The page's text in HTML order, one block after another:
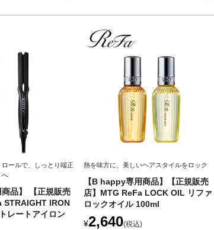
ールで、しっとり端正
へ
品】 【正規販売
STRAIGHT IRON
レートアイロン
熱を味方に、美しいヘアスタイルをロック
【B happy専用商品】【正規販売
店】MTG ReFa LOCK OIL リファ
ロックオイル 100ml
¥2,640 税込